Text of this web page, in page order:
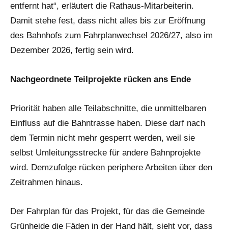
entfernt hat“, erläutert die Rathaus-Mitarbeiterin.
Damit stehe fest, dass nicht alles bis zur Eröffnung
des Bahnhofs zum Fahrplanwechsel 2026/27, also im
Dezember 2026, fertig sein wird.
Nachgeordnete Teilprojekte rücken ans Ende
Priorität haben alle Teilabschnitte, die unmittelbaren
Einfluss auf die Bahntrasse haben. Diese darf nach
dem Termin nicht mehr gesperrt werden, weil sie
selbst Umleitungsstrecke für andere Bahnprojekte
wird. Demzufolge rücken periphere Arbeiten über den
Zeitrahmen hinaus.
Der Fahrplan für das Projekt, für das die Gemeinde
Grünheide die Fäden in der Hand hält, sieht vor, dass